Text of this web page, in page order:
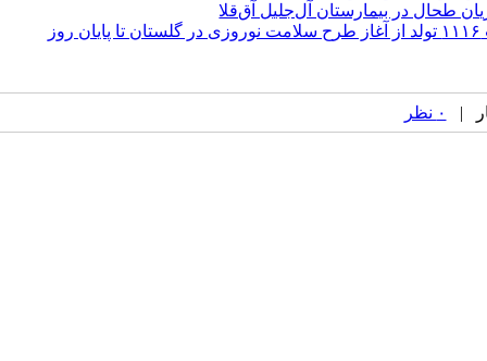
طحال در بیمارستان آل‌جلیل آق‌قلا
ارائه ۸۴ هزار خدمت اورژانسی و ثبت ۱۱۱۶ تولد از آغاز طرح سلامت نوروزی در گلستان تا پایان روز
۰ نظر